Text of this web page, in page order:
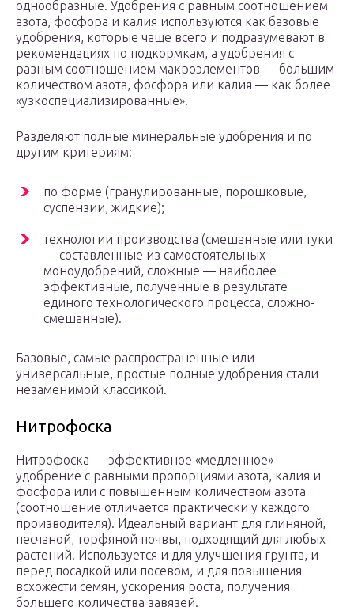
однообразные. Удобрения с равным соотношением
азота, фосфора и калия используются как базовые
удобрения, которые чаще всего и подразумевают в
рекомендациях по подкормкам, а удобрения с
разным соотношением макроэлементов — большим
количеством азота, фосфора или калия — как более
«узкоспециализированные».
Разделяют полные минеральные удобрения и по
другим критериям:
по форме (гранулированные, порошковые,
суспензии, жидкие);
технологии производства (смешанные или туки
— составленные из самостоятельных
моноудобрений, сложные — наиболее
эффективные, полученные в результате
единого технологического процесса, сложно-
смешанные).
Базовые, самые распространенные или
универсальные, простые полные удобрения стали
незаменимой классикой.
Нитрофоска
Нитрофоска — эффективное «медленное»
удобрение с равными пропорциями азота, калия и
фосфора или с повышенным количеством азота
(соотношение отличается практически у каждого
производителя). Идеальный вариант для глиняной,
песчаной, торфяной почвы, подходящий для любых
растений. Используется и для улучшения грунта, и
перед посадкой или посевом, и для повышения
всхожести семян, ускорения роста, получения
большего количества завязей.